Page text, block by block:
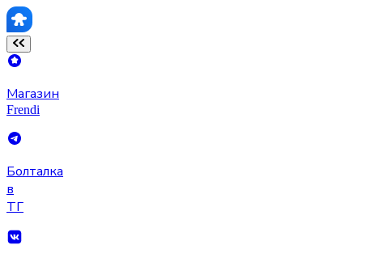
Магазин
Frendi
Болталка
в
ТГ